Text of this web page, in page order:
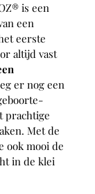
is een
een
eerste
altijd vast
er nog een
prachtige
Met de
ook mooi de
in de klei